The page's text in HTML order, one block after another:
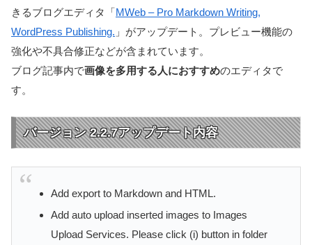
きるブログエディタ「 MWeb – Pro Markdown Writing,
WordPress Publishing. 」がアップデート。プレビュー機能の
強化や不具合修正などが含まれています。
ブログ記事内で画像を多用する人におすすめのエディタで
す。
バージョン 2.2.7アップデート内容
Add export to Markdown and HTML.
Add auto upload inserted images to Images
Upload Services. Please click (i) button in folder